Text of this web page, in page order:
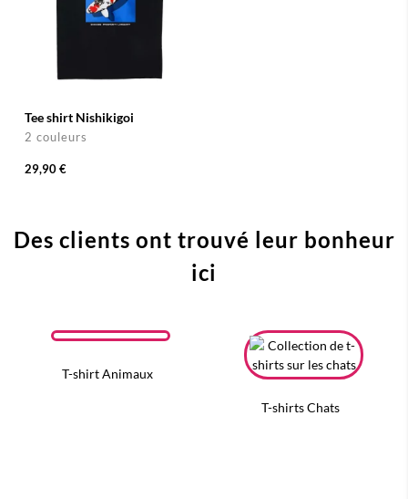
Tee shirt Nishikigoi
2 couleurs
29,90 €
Des clients ont trouvé leur bonheur
ici
T-shirt Animaux
T-shirts Chats